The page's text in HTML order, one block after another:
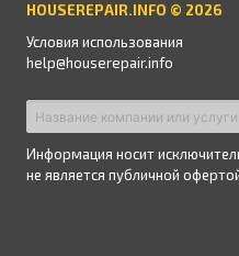
HOUSEREPAIR.INFO © 2026
Условия использования
help@houserepair.info
Информация носит
не является публичной